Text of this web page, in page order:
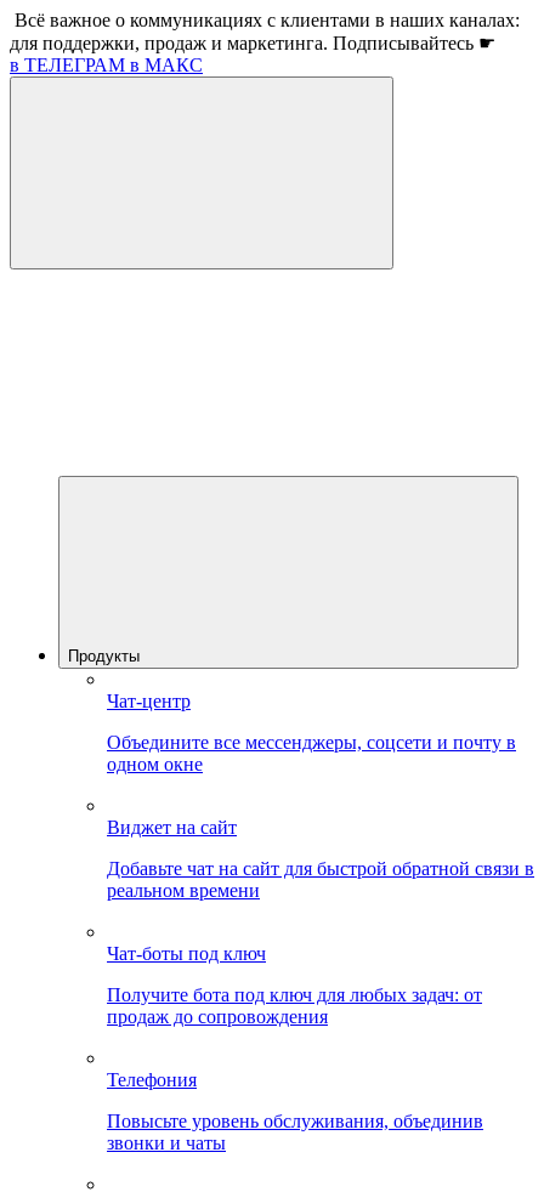
Всё важное о коммуникациях с клиентами в наших каналах:
для поддержки, продаж и маркетинга. Подписывайтесь ☛
в ТЕЛЕГРАМ в МАКС
Продукты
Чат-центр
Объедините все мессенджеры, соцсети и почту в
одном окне
Виджет на сайт
Добавьте чат на сайт для быстрой обратной связи в
реальном времени
Чат-боты под ключ
Получите бота под ключ для любых задач: от
продаж до сопровождения
Телефония
Повысьте уровень обслуживания, объединив
звонки и чаты